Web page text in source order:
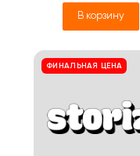
В корзину
ФИНАЛЬНАЯ ЦЕНА